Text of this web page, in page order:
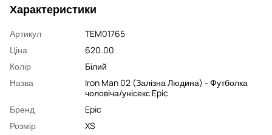
Характеристики
Артикул
TEM01765
Ціна
620.00
Колір
Білий
Назва
Iron Man 02 (Залізна Людина) - Футболка
чоловіча/унісекс Epic
Бренд
Epic
Розмір
XS